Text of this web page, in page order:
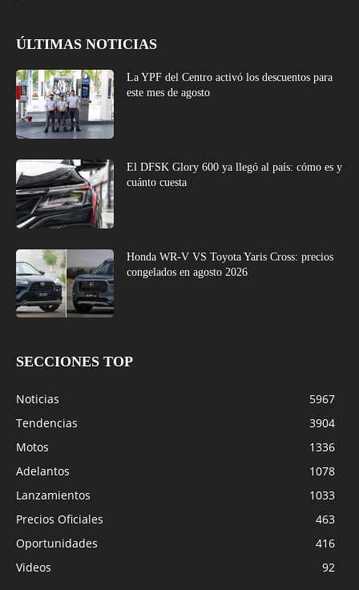
ÚLTIMAS NOTICIAS
La YPF del Centro activó los descuentos para
este mes de agosto
El DFSK Glory 600 ya llegó al país: cómo es y
cuánto cuesta
Honda WR-V VS Toyota Yaris Cross: precios
congelados en agosto 2026
SECCIONES TOP
Noticias
5967
Tendencias
3904
Motos
1336
Adelantos
1078
Lanzamientos
1033
Precios Oficiales
463
Oportunidades
416
Videos
92